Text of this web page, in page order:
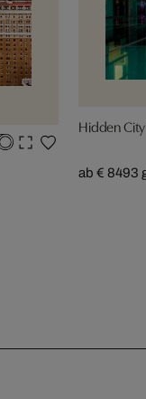
Hidden City
ab € 8493